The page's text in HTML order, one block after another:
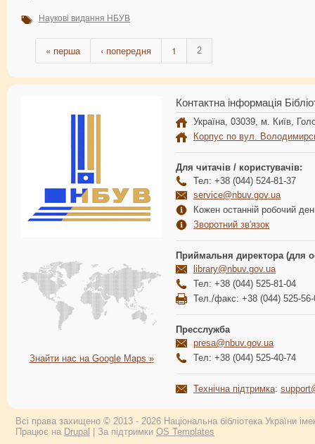
Наукові видання НБУВ
« перша ‹ попередня 1 2
Знайти нас на Google Maps »
Контактна інформація
Україна, 03039, м. Київ,
Корпус по вул.
Для читачів / користувачів:
Тел: +38 (044) 524-81-37
service@nbuv.gov.ua
Кожен останній робочий
Зворотний зв'язок
Приймальня директора (для
library@nbuv.gov.ua
Тел: +38 (044) 525-81-04
Тел./факс: +38 (044) 525-56-
Пресслужба
presa@nbuv.gov.ua
Тел: +38 (044) 525-40-74
Технічна підтримка:
Всі права захищено © 2013 - 2026 Національна бібліотека України
Працює на Drupal | За підтримки OS Templates